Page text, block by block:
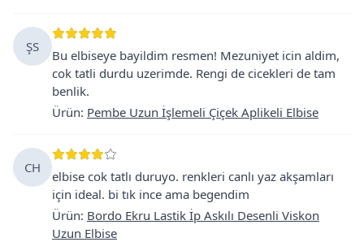
ŞS
Bu elbiseye bayildim resmen! Mezuniyet icin aldim,
cok tatli durdu uzerimde. Rengi de cicekleri de tam
benlik.
Ürün: Pembe Uzun İşlemeli Çiçek Aplikeli Elbise
CH
elbise cok tatlı duruyo. renkleri canlı yaz akşamları
için ideal. bi tık ince ama begendim
Ürün: Bordo Ekru Lastik İp Askılı Desenli Viskon
Uzun Elbise